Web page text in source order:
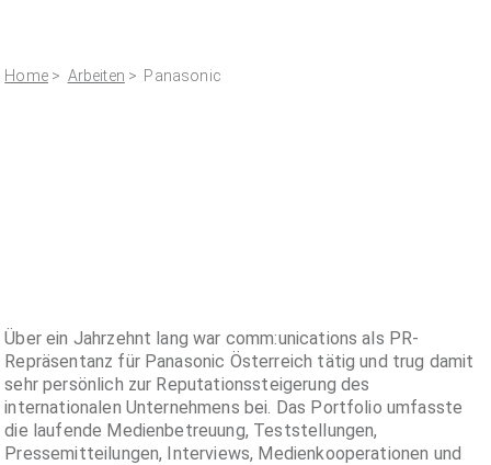
Home> Arbeiten > Panasonic
Über ein Jahrzehnt lang war comm:unications als PR-
Repräsentanz für Panasonic Österreich tätig und trug damit
sehr persönlich zur Reputationssteigerung des
internationalen Unternehmens bei. Das Portfolio umfasste
die laufende Medienbetreuung, Teststellungen,
Pressemitteilungen, Interviews, Medienkooperationen und